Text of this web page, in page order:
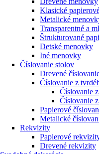
Klasické
Metalické
Transparentné a
Štrukturované
Detské menovky
Iné menovky
Číslovanie stolov
Drevené
Číslovanie z
Číslovanie
Číslovanie
Papierové
Metalické
Rekvizity
Papierové
Drevené rekvizity